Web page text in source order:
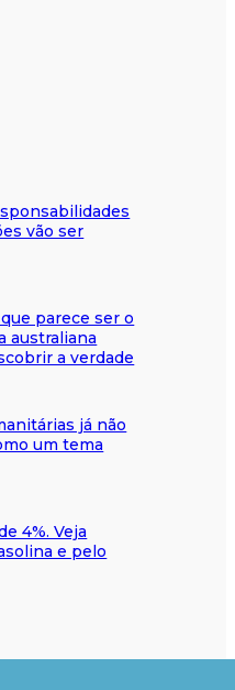
vão ser
parece ser o
australiana
a verdade
já não
um tema
4%. Veja
e pelo